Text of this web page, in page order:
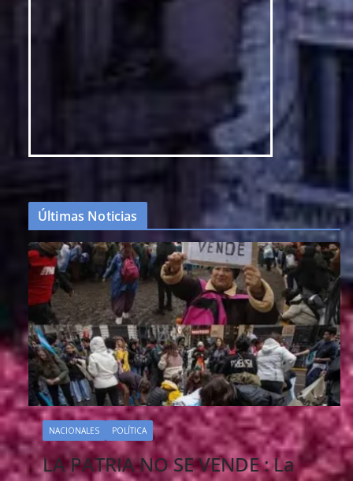
Últimas Noticias
NACIONALES POLÍTICA
LA PATRIA NO SE VENDE : La